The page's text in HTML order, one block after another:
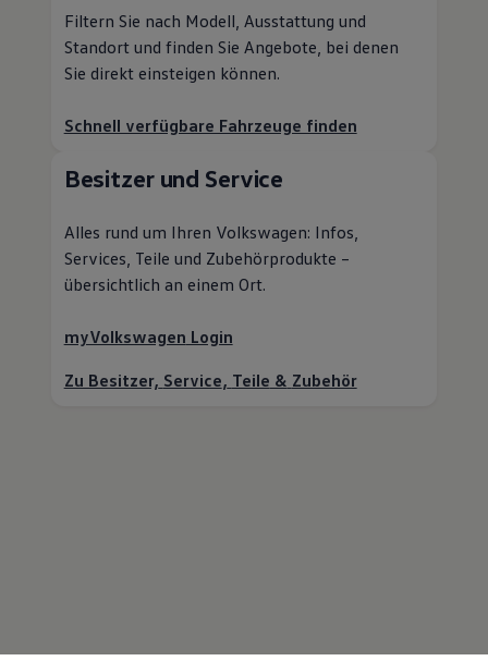
Filtern Sie nach Modell, Ausstattung und
Standort und finden Sie Angebote, bei denen
Sie direkt einsteigen können.
Schnell verfügbare Fahrzeuge finden
Besitzer und Service
Alles rund um Ihren Volkswagen: Infos,
Services, Teile und Zubehörprodukte –
übersichtlich an einem Ort.
myVolkswagen Login
Zu Besitzer, Service, Teile & Zubehör